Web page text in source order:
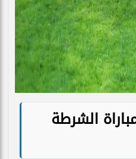
الشرطة